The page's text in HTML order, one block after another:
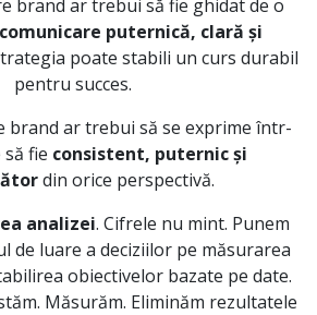
brand ar trebui să fie ghidat de o
puternică, clară și
poate stabili un curs durabil
pentru succes.
brand ar trebui să se exprime într-
fie consistent, puternic și
din orice perspectivă.
analizei. Cifrele nu mint. Punem
de luare a deciziilor pe măsurarea
obiectivelor bazate pe date.
Măsurăm. Eliminăm rezultatele